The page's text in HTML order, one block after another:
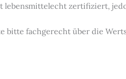
lebensmittelecht zertifiziert,
bitte fachgerecht über die